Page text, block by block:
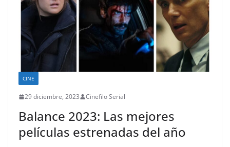
CINE
29 diciembre, 2023 Cinefilo Serial
Balance 2023: Las mejores
películas estrenadas del año